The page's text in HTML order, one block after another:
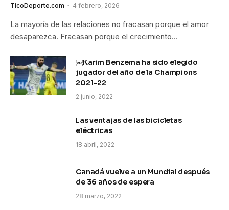
TicoDeporte.com 4 febrero, 2026
La mayoría de las relaciones no fracasan porque el amor
desaparezca. Fracasan porque el crecimiento…
￼Karim Benzema ha sido elegido
jugador del año de la Champions
2021-22
2 junio, 2022
Las ventajas de las bicicletas
eléctricas
18 abril, 2022
Canadá vuelve a un Mundial después
de 36 años de espera
28 marzo, 2022